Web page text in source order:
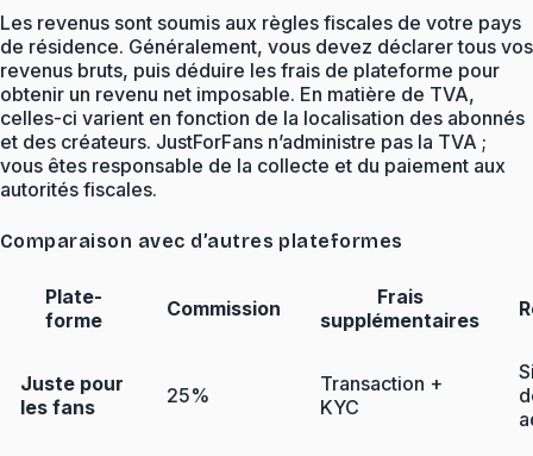
Les revenus sont soumis aux règles fiscales de votre pays
de résidence. Généralement, vous devez déclarer tous vos
revenus bruts, puis déduire les frais de plateforme pour
obtenir un revenu net imposable. En matière de TVA,
celles-ci varient en fonction de la localisation des abonnés
et des créateurs. JustForFans n’administre pas la TVA ;
vous êtes responsable de la collecte et du paiement aux
autorités fiscales.
Comparaison avec d’autres plateformes
Plate-
forme
Commission
Frais
supplémentaires
Juste pour
les fans
25%
Transaction +
KYC